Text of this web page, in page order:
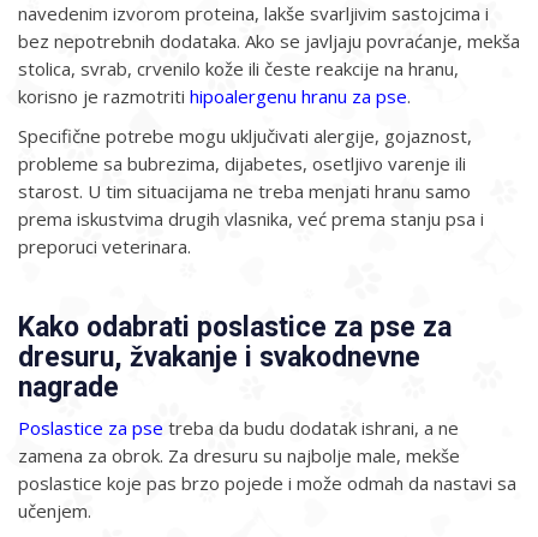
navedenim izvorom proteina, lakše svarljivim sastojcima i
bez nepotrebnih dodataka. Ako se javljaju povraćanje, mekša
stolica, svrab, crvenilo kože ili česte reakcije na hranu,
korisno je razmotriti hipoalergenu hranu za pse.
Specifične potrebe mogu uključivati alergije, gojaznost,
probleme sa bubrezima, dijabetes, osetljivo varenje ili
starost. U tim situacijama ne treba menjati hranu samo
prema iskustvima drugih vlasnika, već prema stanju psa i
preporuci veterinara.
Kako odabrati poslastice za pse za
dresuru, žvakanje i svakodnevne
nagrade
Poslastice za pse treba da budu dodatak ishrani, a ne
zamena za obrok. Za dresuru su najbolje male, mekše
poslastice koje pas brzo pojede i može odmah da nastavi sa
učenjem.